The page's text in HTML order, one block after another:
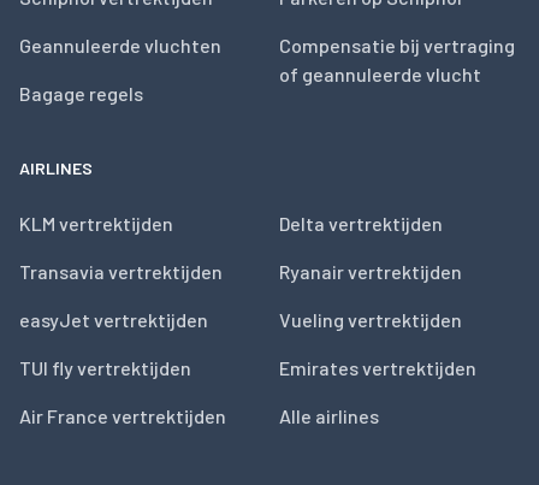
Geannuleerde vluchten
Bagage regels
Compensatie bij vertraging
of geannuleerde vlucht
AIRLINES
KLM vertrektijden
Transavia vertrektijden
easyJet vertrektijden
TUI fly vertrektijden
Air France vertrektijden
Delta vertrektijden
Ryanair vertrektijden
Vueling vertrektijden
Emirates vertrektijden
Alle airlines